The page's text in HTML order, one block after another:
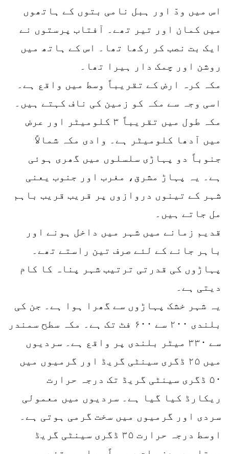
اس میں ودّ اور ہبل نامی بتوں کے ہاتھوں
میں کمان اور تیر تھے۔ آفتاب پرستوں نے
ایک بت نصب کر رکھا تھا۔ اس کے ہاتھ میں
روشن اور چمک دار ہیرا تھا۔
مکہ کرہ ارض کے تقریباً وسط میں واقع ہے۔
اسی وجہ سے مکہ کو زمین کی ناف کہتے ہیں۔
مکہ طول میں تقریباً ۳ کلومیٹر اور عرض
میں آدھا کلومیٹر ہے۔ وادی مکہ شمالاً
جنوباً دو پہاڑی سلسلوں میں گھری ہوئی
ہے۔ یہ پہاڑ مشرق، مغرب اور جنوب یعنی
شہر کے تینوں دروازوں پر قریب قریب باہم
مل جاتے ہیں۔
قدیم زمانے میں شہر میں داخل ہونے اور
باہر جانے کے لئے صرف تین راستے تھے۔
پہاڑوں کی قدرتی ترتیب شہر پناہ کا کام
دیتی ہے۔
یہ شہر خشک پہاڑوں سے گھرا ہوا ہے۔ جن کی
بلندی ۲۰۰ سے ۶۰۰ فٹ تک ہے۔ مکہ سطح سمندر
سے ۳۳۰ میٹر بلندی پر واقع ہے۔ سردیوں
میں ۲۵ ڈگری سینٹی گریڈ اور گرمیوں میں
۵۰ ڈگری سینٹی گریڈ تک درجہ حرارت
ریکارڈ کیا گیا ہے۔ سردیوں میں معمولی
سردی اور گرمیوں میں سخت گرمی ہوتی ہے۔
اوسط درجہ حرارت ۳۵ ڈگری سینٹی گریڈ